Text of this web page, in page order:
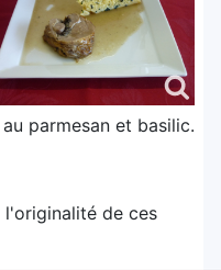
parmesan et basilic.
l'originalité de ces